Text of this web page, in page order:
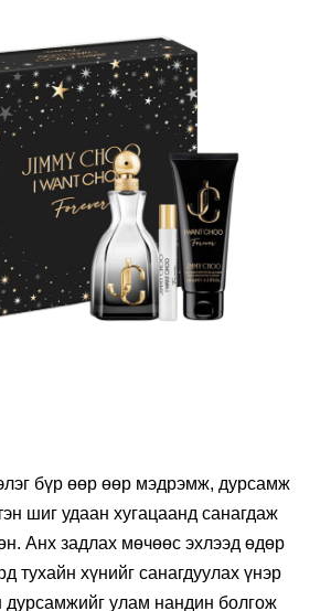
бүр өөр өөр мэдрэмж, дурсамж
шиг удаан хугацаанд санагдаж
Анх задлах мөчөөс эхлээд өдөр
тухайн хүнийг санагдуулах үнэр
улам нандин болгож